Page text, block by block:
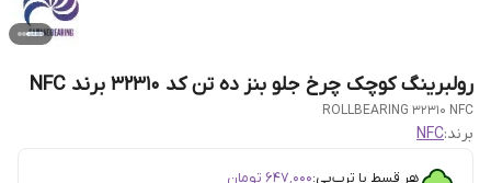
رولبرینگ کوچک چرخ جلو بنز ده تن کد 32310 برند NFC
ROLLBEARING 32310 NFC
برند:NFC
هر قسط با ترب‌پی:۶۴۷٬۰۰۰ تومان